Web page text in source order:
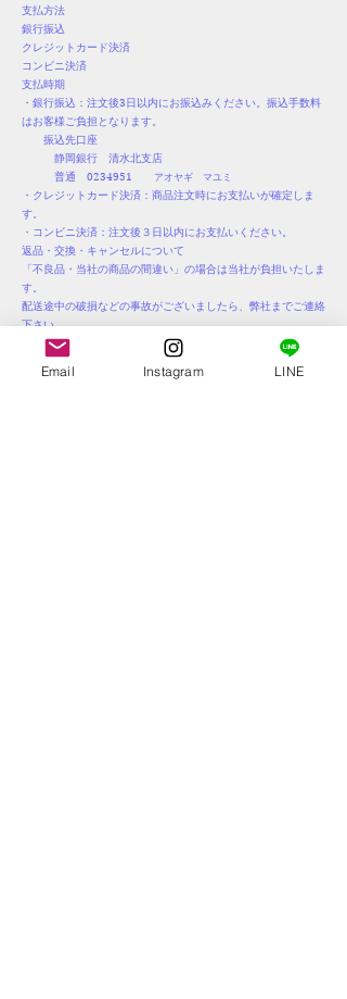
支払方法
銀行振込
クレジットカード決済
コンビニ決済
支払時期
・銀行振込：注文後3日以内にお振込みください。振込手数料
はお客様ご負担となります。
振込先口座
静岡銀行 清水北支店
普通 0234951 アオヤギ マユミ
・クレジットカード決済：商品注文時にお支払いが確定しま
す。
・コンビニ決済：注文後３日以内にお支払いください。
返品・交換・キャンセルについて
「不良品・当社の商品の間違い」の場合は当社が負担いたしま
す。
配送途中の破損などの事故がございましたら、弊社までご連絡
下さい。
送料・手数料ともに弊社負担で早急に新品をご送付いたしま
Email Instagram LINE